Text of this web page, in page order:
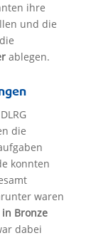
ihre
und die
ablegen.
die
konnten
waren
Bronze
dabei